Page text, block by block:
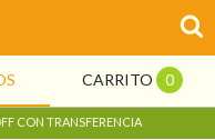
CARRITO 0
CON TRANSFERENCIA